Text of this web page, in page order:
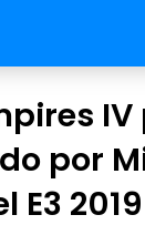
por
E3 2019